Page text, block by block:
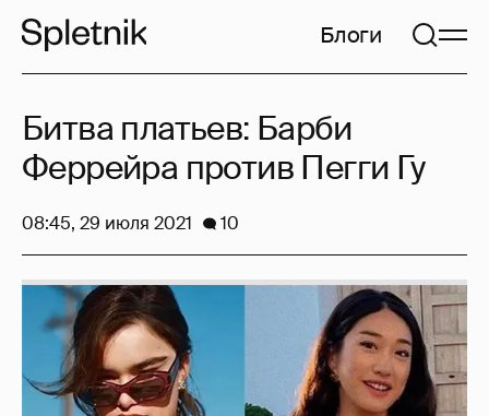
Блоги
Битва платьев: Барби
Феррейра против Пегги Гу
08:45, 29 июля 2021 10